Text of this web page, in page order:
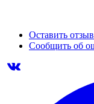
Оставить
Сообщить об